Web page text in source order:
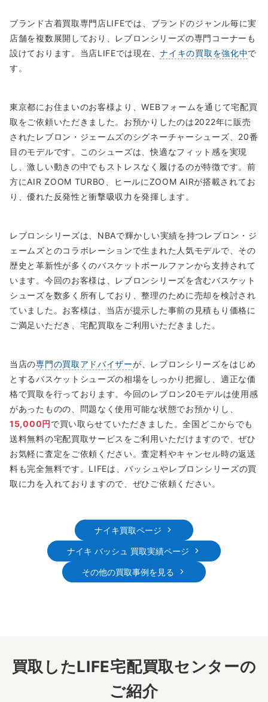
ブランド古着買取専門店LIFEでは、ブランドのジャンル毎に実
店舗を複数展開しており、レブロンシリーズの専門コーナーも
設けております。当店LIFEでは現在、ナイキの買取を強化中で
す。
東京都にお住まいのお客様より、WEBフォームを通じて宅配買
取をご依頼いただきました。お預かりしたのは2022年に販売
されたレブロン・ジェームズのシグネーチャーシューズ、20番
目のモデルです。このシューズは、快適なフィット感を実現
し、激しい動きの中でもストレスなく履けるのが特徴です。前
方にAIR ZOOM TURBO、ヒールにZOOM AIRが搭載されてお
り、優れた反発性と衝撃吸収力を発揮します。
レブロンシリーズは、NBAで輝かしい実績を持つレブロン・ジ
ェームズとのコラボレーションで生まれた人気モデルで、その
歴史と革新性が多くのバスケットボールファンから支持されて
います。今回のお客様は、レブロンシリーズを含むバスケット
シューズを数多く所有しており、整理のために売却を検討され
ていました。お客様は、当店が提示した事前の見積もり価格に
ご満足いただき、宅配買取をご利用いただきました。
当店の専門の買取アドバイザーが、レブロンシリーズをはじめ
とするバスケットシューズの相場をしっかり把握し、適正な価
格で買取を行っております。今回のレブロン20モデルは使用感
があったものの、問題なく使用可能な状態でお預かりし、
15,000円で買い取らせていただきました。全国どこからでも
送料無料の宅配買取サービスをご利用いただけますので、ぜひ
お気軽に査定をご依頼ください。査定料やキャンセル時の返送
料も完全無料です。LIFEは、バッシュやレブロンシリーズの買
取に力を入れておりますので、ぜひご依頼ください。
ナイキ買取ページ
ナイキ バッシュ 買取実績ページ
その他の買取事例を見る
買取したLIFE宅配買取センターの
ご紹介